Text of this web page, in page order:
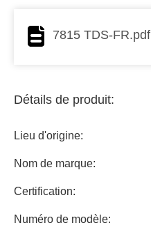
7815 TDS-FR.pdf
Détails de produit:
Lieu d'origine:
Nom de marque:
Certification:
Numéro de modèle: